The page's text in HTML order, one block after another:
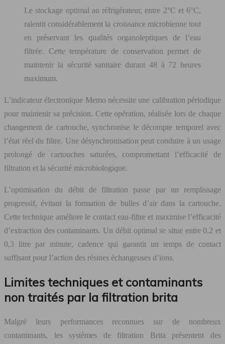
Le stockage optimal au réfrigérateur, entre 2°C et 6°C,
ralentit considérablement la croissance microbienne tout
en préservant les qualités organoleptiques de l’eau
filtrée. Cette température de conservation permet de
maintenir la sécurité sanitaire durant 48 à 72 heures
maximum.
L’indicateur électronique Memo nécessite une calibration périodique
pour maintenir sa précision. Cette opération, réalisée lors de chaque
changement de cartouche, synchronise le décompte temporel avec
l’état réel du filtre. Une désynchronisation peut conduire à un usage
prolongé de cartouches saturées, compromettant l’efficacité de
filtration et la sécurité microbiologique.
L’optimisation du débit de filtration passe par un remplissage
progressif, évitant la formation de bulles d’air dans la cartouche.
Cette technique améliore le contact eau-filtre et maximise l’efficacité
d’extraction des contaminants. Un débit optimal se situe entre 0,2 et
0,3 litre par minute, cadence qui garantit un temps de contact
suffisant pour l’action des résines échangeuses d’ions.
Limites techniques et contaminants
non traités par la filtration brita
Malgré leurs performances reconnues sur de nombreux
contaminants, les systèmes de filtration Brita présentent des